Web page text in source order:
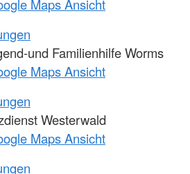
Maps Ansicht
und Familienhilfe Worms
Maps Ansicht
Westerwald
Maps Ansicht